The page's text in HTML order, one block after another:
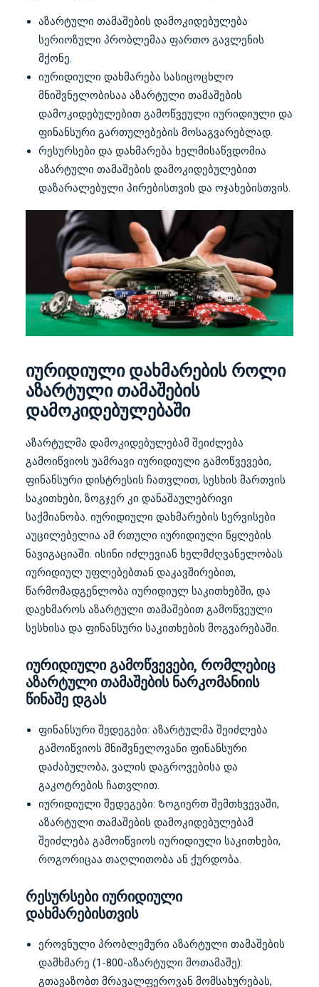
აზარტული თამაშების დამოკიდებულება
სერიოზული პრობლემაა ფართო გავლენის
მქონე.
იურიდიული დახმარება სასიცოცხლო
მნიშვნელობისაა აზარტული თამაშების
დამოკიდებულებით გამოწვეული იურიდიული და
ფინანსური გართულებების მოსაგვარებლად.
რესურსები და დახმარება ხელმისაწვდომია
აზარტული თამაშების დამოკიდებულებით
დაზარალებული პირებისთვის და ოჯახებისთვის.
იურიდიული დახმარების როლი
აზარტული თამაშების
დამოკიდებულებაში
აზარტულმა დამოკიდებულებამ შეიძლება
გამოიწვიოს უამრავი იურიდიული გამოწვევები,
ფინანსური დისტრესის ჩათვლით, სესხის მართვის
საკითხები, ზოგჯერ კი დანაშაულებრივი
საქმიანობა. იურიდიული დახმარების სერვისები
აუცილებელია ამ რთული იურიდიული წყლების
ნავიგაციაში. ისინი იძლევიან ხელმძღვანელობას
იურიდიულ უფლებებთან დაკავშირებით,
წარმომადგენლობა იურიდიულ საკითხებში, და
დაეხმაროს აზარტული თამაშებით გამოწვეული
სესხისა და ფინანსური საკითხების მოგვარებაში.
იურიდიული გამოწვევები, რომლებიც
აზარტული თამაშების ნარკომანიის
წინაშე დგას
ფინანსური შედეგები: აზარტულმა შეიძლება
გამოიწვიოს მნიშვნელოვანი ფინანსური
დაძაბულობა, ვალის დაგროვებისა და
გაკოტრების ჩათვლით.
იურიდიული შედეგები: Ზოგიერთ შემთხვევაში,
აზარტული თამაშების დამოკიდებულებამ
შეიძლება გამოიწვიოს იურიდიული საკითხები,
როგორიცაა თაღლითობა ან ქურდობა.
რესურსები იურიდიული
დახმარებისთვის
ეროვნული პრობლემური აზარტული თამაშების
დამხმარე (1-800-აზარტული მოთამაშე):
გთავაზობთ მრავალფეროვან მომსახურებას,